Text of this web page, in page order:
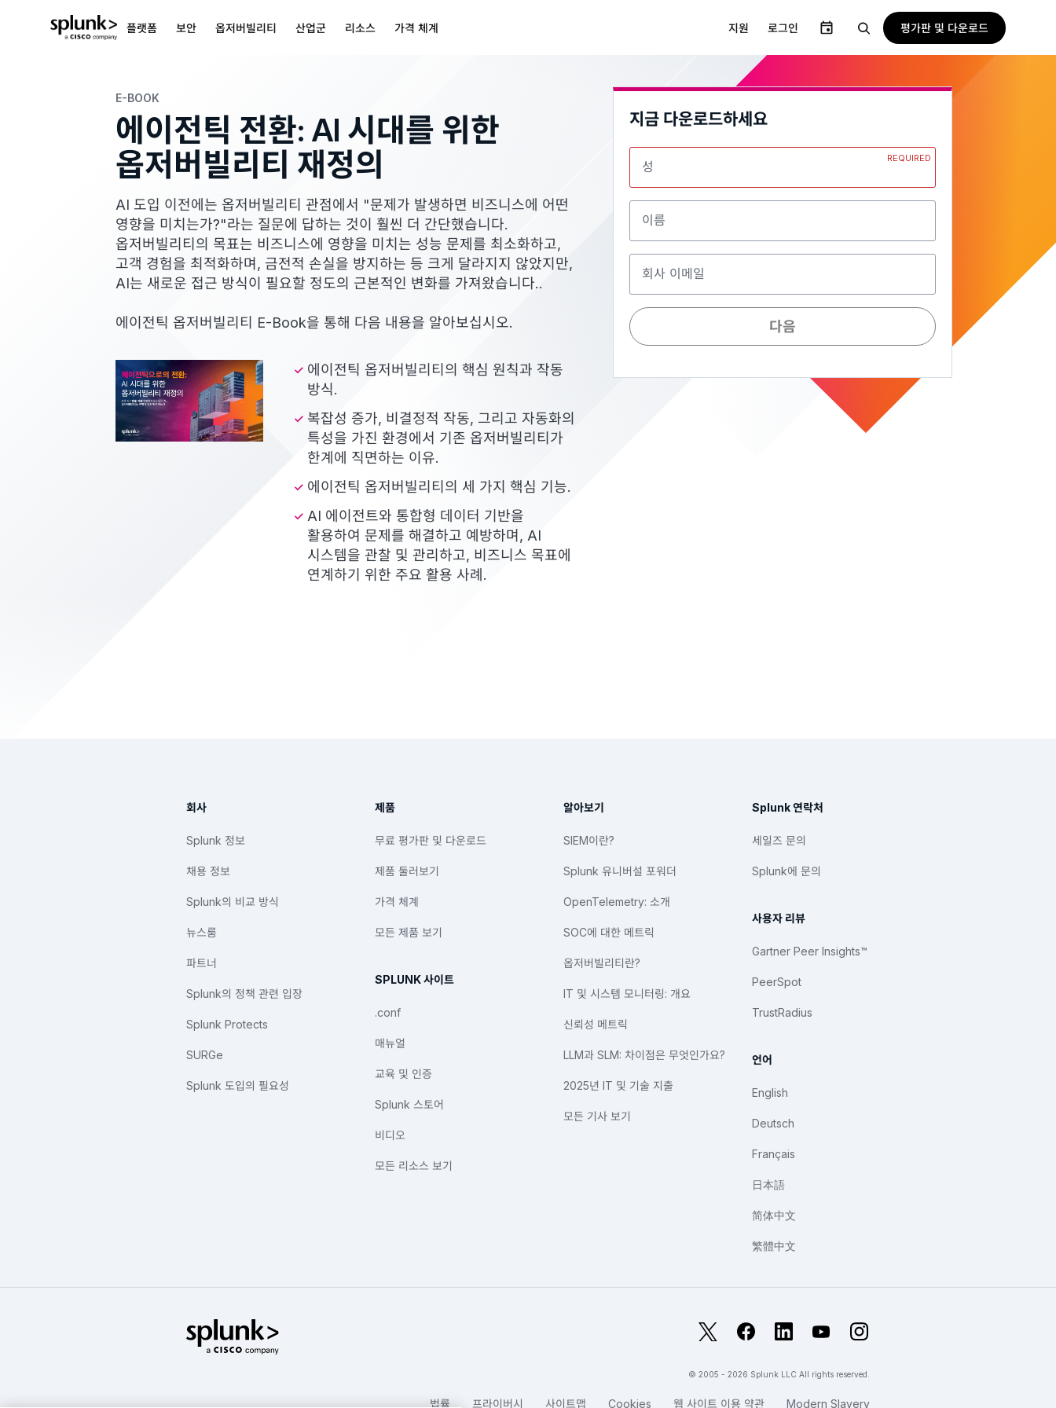
플랫폼 보안 옵저버빌리티 산업군 리소스 가격 체계 지원 로그인 평가판 및 다운로드
E-BOOK
에이전틱 전환: AI 시대를 위한
옵저버빌리티 재정의
AI 도입 이전에는 옵저버빌리티 관점에서 "문제가 발생하면 비즈니스에 어떤
영향을 미치는가?"라는 질문에 답하는 것이 훨씬 더 간단했습니다.
옵저버빌리티의 목표는 비즈니스에 영향을 미치는 성능 문제를 최소화하고,
고객 경험을 최적화하며, 금전적 손실을 방지하는 등 크게 달라지지 않았지만,
AI는 새로운 접근 방식이 필요할 정도의 근본적인 변화를 가져왔습니다..
에이전틱 옵저버빌리티 E-Book을 통해 다음 내용을 알아보십시오.
에이전틱 옵저버빌리티의 핵심 원칙과 작동
방식.
복잡성 증가, 비결정적 작동, 그리고 자동화의
특성을 가진 환경에서 기존 옵저버빌리티가
한계에 직면하는 이유.
에이전틱 옵저버빌리티의 세 가지 핵심 기능.
AI 에이전트와 통합형 데이터 기반을
활용하여 문제를 해결하고 예방하며, AI
시스템을 관찰 및 관리하고, 비즈니스 목표에
연계하기 위한 주요 활용 사례.
지금 다운로드하세요
성
REQUIRED
이름
회사 이메일
다음
회사
Splunk 정보
채용 정보
Splunk의 비교 방식
뉴스룸
파트너
Splunk의 정책 관련 입장
Splunk Protects
SURGe
Splunk 도입의 필요성
제품
무료 평가판 및 다운로드
제품 둘러보기
가격 체계
모든 제품 보기
SPLUNK 사이트
.conf
매뉴얼
교육 및 인증
Splunk 스토어
비디오
모든 리소스 보기
알아보기
SIEM이란?
Splunk 유니버설 포워더
OpenTelemetry: 소개
SOC에 대한 메트릭
옵저버빌리티란?
IT 및 시스템 모니터링: 개요
신뢰성 메트릭
LLM과 SLM: 차이점은 무엇인가요?
2025년 IT 및 기술 지출
모든 기사 보기
Splunk 연락처
세일즈 문의
Splunk에 문의
사용자 리뷰
Gartner Peer Insights™
PeerSpot
TrustRadius
언어
English
Deutsch
Français
日本語
简体中文
繁體中文
Splunk Global Footer Logo FacebookLinkedInYouTubeInstagram
법률 프라이버시 사이트맵 Cookies 웹 사이트 이용 약관 Modern Slavery
© 2005 - 2026 Splunk LLC All rights reserved.